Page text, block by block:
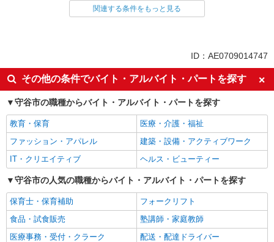
同じ特徴から求人を探す
交通費支給
社会保険あり
まかない・食事補助
関連する条件をもっと見る
ID：AE0709014747
その他の条件でバイト・アルバイト・パートを探す
守谷市の職種からバイト・アルバイト・パートを探す
教育・保育
医療・介護・福祉
ファッション・アパレル
建築・設備・アクティブワーク
IT・クリエイティブ
ヘルス・ビューティー
守谷市の人気の職種からバイト・アルバイト・パートを探す
保育士・保育補助
フォークリフト
食品・試食販売
塾講師・家庭教師
医療事務・受付・クラーク
配送・配達ドライバー